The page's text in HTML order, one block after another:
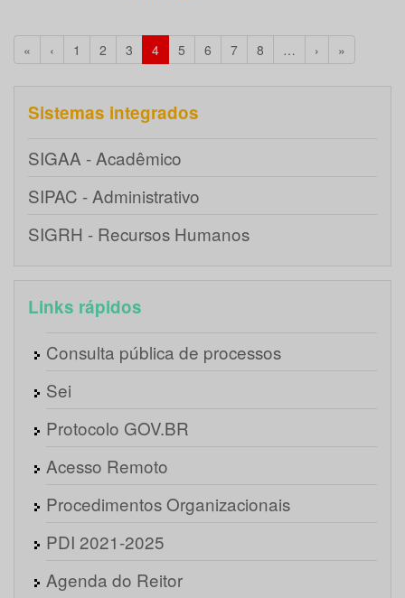
« ‹ 1 2 3 4 5 6 7 8 … › »
Sistemas integrados
SIGAA - Acadêmico
SIPAC - Administrativo
SIGRH - Recursos Humanos
Links rápidos
Consulta pública de processos
Sei
Protocolo GOV.BR
Acesso Remoto
Procedimentos Organizacionais
PDI 2021-2025
Agenda do Reitor